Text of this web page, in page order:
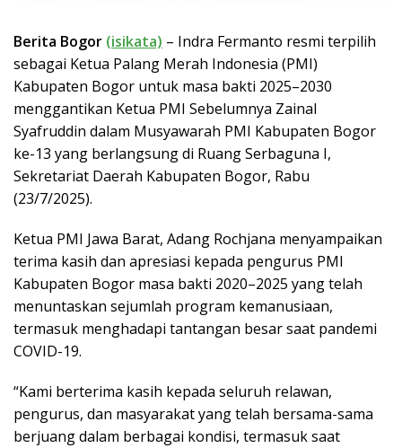
Berita Bogor (isikata) – Indra Fermanto resmi terpilih
sebagai Ketua Palang Merah Indonesia (PMI)
Kabupaten Bogor untuk masa bakti 2025–2030
menggantikan Ketua PMI Sebelumnya Zainal
Syafruddin dalam Musyawarah PMI Kabupaten Bogor
ke-13 yang berlangsung di Ruang Serbaguna I,
Sekretariat Daerah Kabupaten Bogor, Rabu
(23/7/2025).
Ketua PMI Jawa Barat, Adang Rochjana menyampaikan
terima kasih dan apresiasi kepada pengurus PMI
Kabupaten Bogor masa bakti 2020–2025 yang telah
menuntaskan sejumlah program kemanusiaan,
termasuk menghadapi tantangan besar saat pandemi
COVID-19.
“Kami berterima kasih kepada seluruh relawan,
pengurus, dan masyarakat yang telah bersama-sama
berjuang dalam berbagai kondisi, termasuk saat